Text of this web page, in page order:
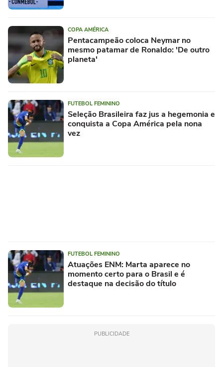
COPA AMÉRICA
Pentacampeão coloca Neymar no
mesmo patamar de Ronaldo: 'De outro
planeta'
FUTEBOL FEMININO
Seleção Brasileira faz jus a hegemonia e
conquista a Copa América pela nona
vez
FUTEBOL FEMININO
Atuações ENM: Marta aparece no
momento certo para o Brasil e é
destaque na decisão do título
PUBLICIDADE